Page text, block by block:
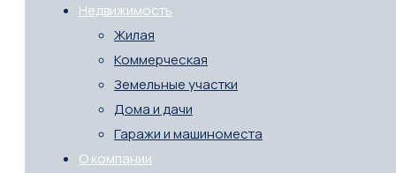
Недвижимость
Жилая
Коммерческая
Земельные участки
Дома и дачи
Гаражи и машиноместа
О компании